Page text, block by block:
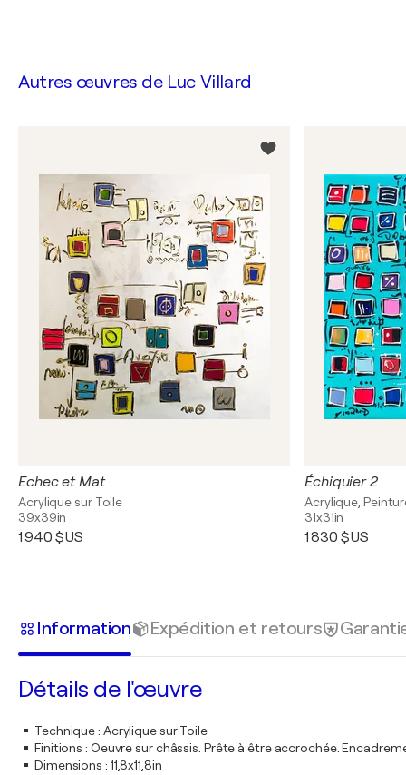
Autres œuvres de Luc Villard
Echec et Mat
Acrylique sur Toile
39x39in
1 940 $US
Échiquier 2
Acrylique,
31x31in
1 830 $US
Information Expédition et retours
Détails de l'œuvre
Technique: Acrylique sur Toile
Finitions : Oeuvre sur châssis. Prête à être accrochée.
Dimensions : 11,8x11,8in